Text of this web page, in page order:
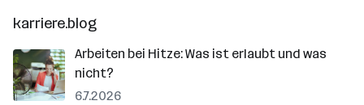
karriere.blog
Arbeiten bei Hitze: Was ist erlaubt und was
nicht?
6.7.2026